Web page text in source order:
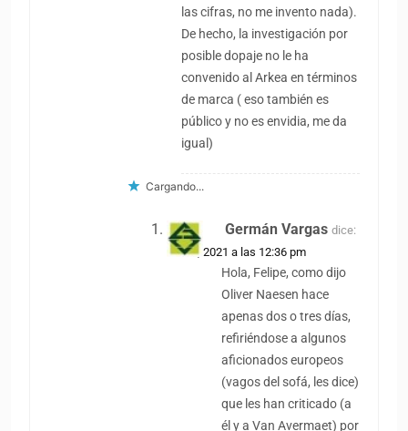
las cifras, no me invento nada).
De hecho, la investigación por
posible dopaje no le ha
convenido al Arkea en términos
de marca ( eso también es
público y no es envidia, me da
igual)
Cargando...
Germán Vargas dice:
2 abril, 2021 a las 12:36 pm
Hola, Felipe, como dijo
Oliver Naesen hace
apenas dos o tres días,
refiriéndose a algunos
aficionados europeos
(vagos del sofá, les dice)
que les han criticado (a
él y a Van Avermaet) por